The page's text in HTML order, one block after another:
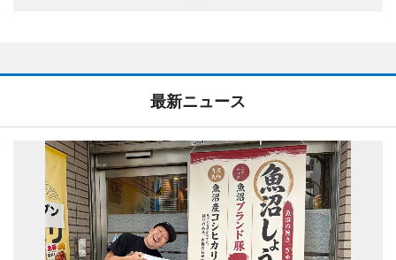
最新ニュース